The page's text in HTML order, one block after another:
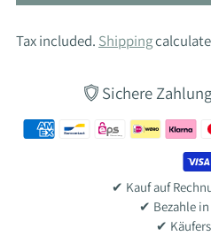
Tax included. Shipping
Sichere
✔ Kauf auf
✔ Bezahle in
✔